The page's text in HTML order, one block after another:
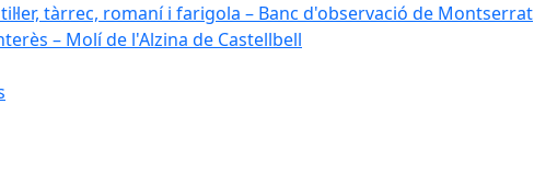
til·ler, tàrrec, romaní i farigola – Banc d'observació de Montserrat
– Molí de l'Alzina de Castellbell